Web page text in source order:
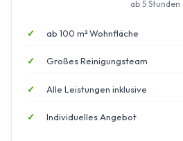
ab 5 Stunden
ab 100 m² Wohnfläche
Großes Reinigungsteam
Alle Leistungen inklusive
Individuelles Angebot